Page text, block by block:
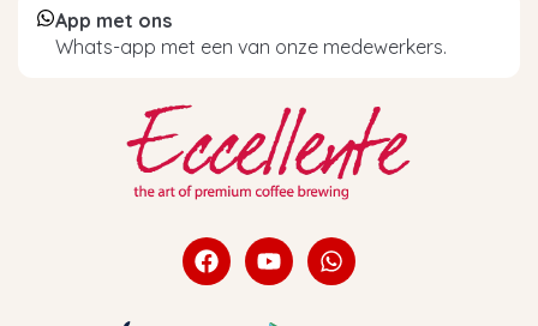
App met ons
Whats-app met een van onze medewerkers.